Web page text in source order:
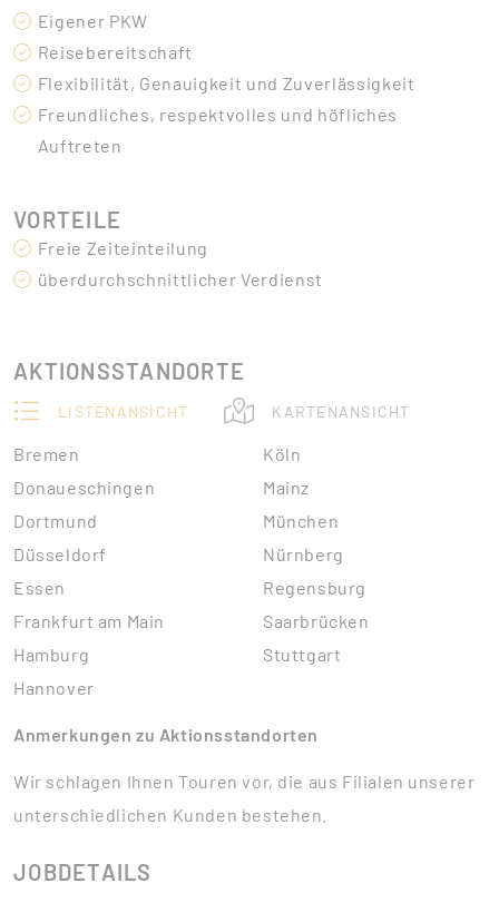
Eigener PKW
Reisebereitschaft
Flexibilität, Genauigkeit und Zuverlässigkeit
Freundliches, respektvolles und höfliches
Auftreten
VORTEILE
Freie Zeiteinteilung
überdurchschnittlicher Verdienst
AKTIONSSTANDORTE
LISTENANSICHT KARTENANSICHT
Bremen
Donaueschingen
Dortmund
Düsseldorf
Essen
Frankfurt am Main
Hamburg
Hannover
Köln
Mainz
München
Nürnberg
Regensburg
Saarbrücken
Stuttgart
Anmerkungen zu Aktionsstandorten
Wir schlagen Ihnen Touren vor, die aus Filialen unserer
unterschiedlichen Kunden bestehen.
JOBDETAILS